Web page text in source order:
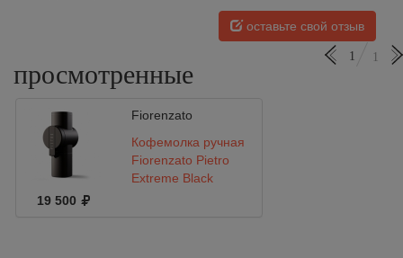
оставьте свой отзыв
просмотренные
1 1
Fiorenzato
Кофемолка ручная
Fiorenzato Pietro
Extreme Black
19 500